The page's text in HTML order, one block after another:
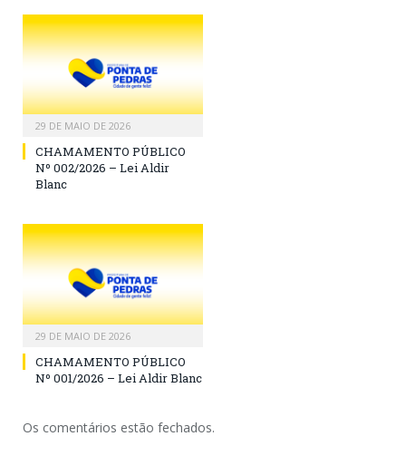
29 DE MAIO DE 2026
CHAMAMENTO PÚBLICO
Nº 002/2026 – Lei Aldir
Blanc
29 DE MAIO DE 2026
CHAMAMENTO PÚBLICO
Nº 001/2026 – Lei Aldir Blanc
Os comentários estão fechados.